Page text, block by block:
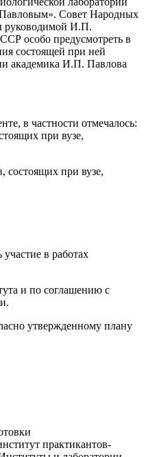
Павловым». Совет Народных
руководимой И.П.
особо предусмотреть в
состоящей при ней
академика И.П. Павлова
в частности отмечалось:
при вузе,
состоящих при вузе,
в работах
и по соглашению с
утвержденному плану
практикантов-